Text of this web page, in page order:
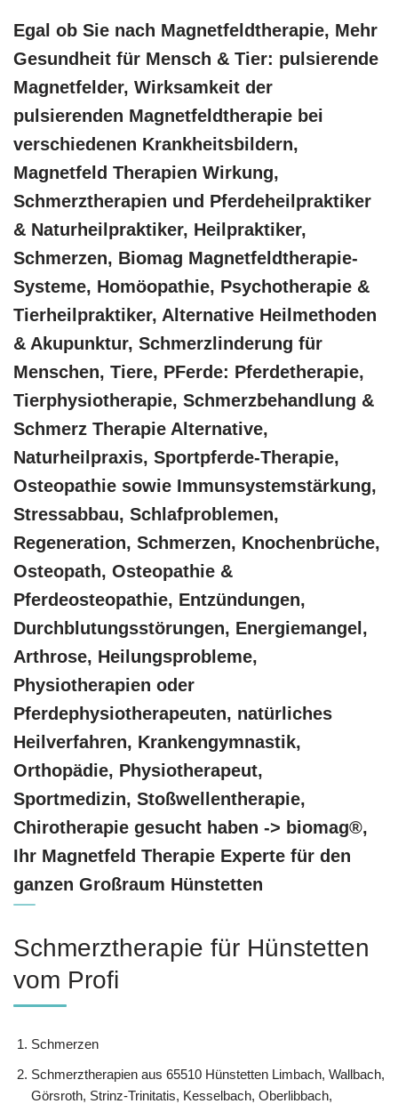
Egal ob Sie nach Magnetfeldtherapie, Mehr
Gesundheit für Mensch & Tier: pulsierende
Magnetfelder, Wirksamkeit der
pulsierenden Magnetfeldtherapie bei
verschiedenen Krankheitsbildern,
Magnetfeld Therapien Wirkung,
Schmerztherapien und Pferdeheilpraktiker
& Naturheilpraktiker, Heilpraktiker,
Schmerzen, Biomag Magnetfeldtherapie-
Systeme, ‎Homöopathie, ‎Psychotherapie &
‎Tierheilpraktiker, Alternative Heilmethoden
& Akupunktur, Schmerzlinderung für
Menschen, Tiere, PFerde: Pferdetherapie,
Tierphysiotherapie, Schmerzbehandlung &
Schmerz Therapie Alternative,
Naturheilpraxis, Sportpferde-Therapie,
Osteopathie sowie Immunsystemstärkung,
Stressabbau, Schlafproblemen,
Regeneration, Schmerzen, Knochenbrüche,
Osteopath, Osteopathie &
Pferdeosteopathie, Entzündungen,
Durchblutungsstörungen, Energiemangel,
Arthrose, Heilungsprobleme,
Physiotherapien oder
Pferdephysiotherapeuten, natürliches
Heilverfahren, Krankengymnastik,
Orthopädie, Physiotherapeut,
Sportmedizin, Stoßwellentherapie,
Chirotherapie gesucht haben -> biomag®,
Ihr Magnetfeld Therapie Experte für den
ganzen Großraum Hünstetten
Schmerztherapie für Hünstetten
vom Profi
Schmerzen
Schmerztherapien aus 65510 Hünstetten Limbach, Wallbach,
Görsroth, Strinz-Trinitatis, Kesselbach, Oberlibbach,